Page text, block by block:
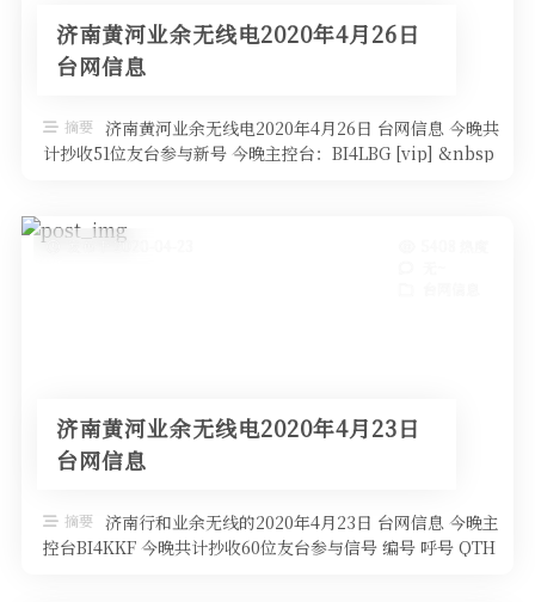
济南黄河业余无线电2020年4月26日
台网信息
摘要 济南黄河业余无线电2020年4月26日 台网信息 今晚共
计抄收51位友台参与新号 今晚主控台：BI4LBG [vip] &nbsp
发布于 2020-04-23
济南黄河业余无线电2020年4月23日
台网信息
摘要 济南行和业余无线的2020年4月23日 台网信息 今晚主
控台BI4KKF 今晚共计抄收60位友台参与信号 编号 呼号 QTH